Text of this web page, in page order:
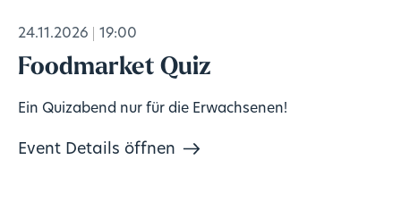
24.11.2026 19:00
Foodmarket Quiz
Ein Quizabend nur für die Erwachsenen!
Event Details öffnen